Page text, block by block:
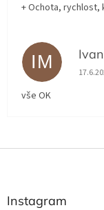
+ Ochota, rychlost,
IM
vše OK
Instagram